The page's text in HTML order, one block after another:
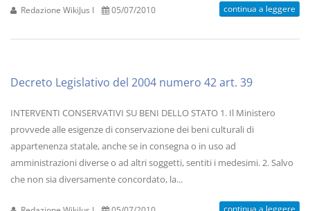
Redazione WikiJus I 05/07/2010 continua a leggere
Decreto Legislativo del 2004 numero 42 art. 39
INTERVENTI CONSERVATIVI SU BENI DELLO STATO 1. Il Ministero
provvede alle esigenze di conservazione dei beni culturali di
appartenenza statale, anche se in consegna o in uso ad
amministrazioni diverse o ad altri soggetti, sentiti i medesimi. 2. Salvo
che non sia diversamente concordato, la...
continua a leggere